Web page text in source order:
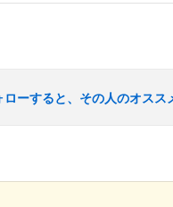
ーすると、その人のオスス